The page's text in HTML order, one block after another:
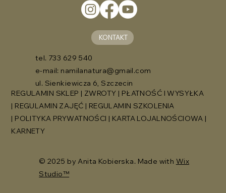
tel. 733 629 540
e-mail: namilanatura@gmail.com
ul. Sienkiewicza 6, Szczecin
KONTAKT
REGULAMIN SKLEP | ZWROTY | PŁATNOŚĆ I WYSYŁKA
| REGULAMIN ZAJĘĆ | REGULAMIN SZKOLENIA
| POLITYKA PRYWATNOŚCI | KARTA LOJALNOŚCIOWA |
KARNETY
© 2025 by Anita Kobierska. Made with Wix
Studio™